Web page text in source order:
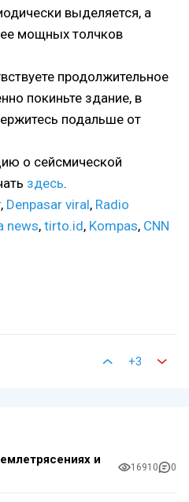
выделяется, а
мощных толчков
продолжительное
покиньте здание, в
подальше от
о сейсмической
здесь.
, Denpasar viral, Radio
news, tirto.id, Kompas, CNN
+3
и
16910 0